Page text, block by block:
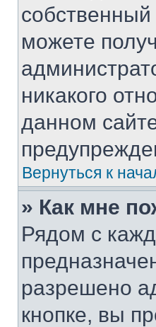
можете
никакого
данном
Вернуться к
» Как мне
Рядом с
разрешено
кнопке, вы